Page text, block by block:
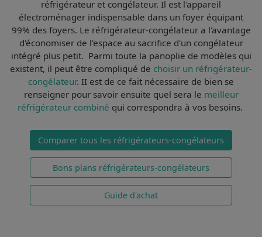
réfrigérateur et congélateur. Il est l'appareil
électroménager indispensable dans un foyer équipant
99% des foyers. Le réfrigérateur-congélateur a l'avantage
d'économiser de l'espace au sacrifice d'un congélateur
intégré plus petit. Parmi toute la panoplie de modèles qui
existent, il peut être compliqué de choisir un réfrigérateur-
congélateur. II est de ce fait nécessaire de bien se
renseignerpour savoir ensuite quel sera le meilleur
réfrigérateur combiné qui correspondra à vos besoins.
Comparer tous les réfrigérateurs-congélateurs
Bons plans réfrigérateurs-congélateurs
Guide d'achat